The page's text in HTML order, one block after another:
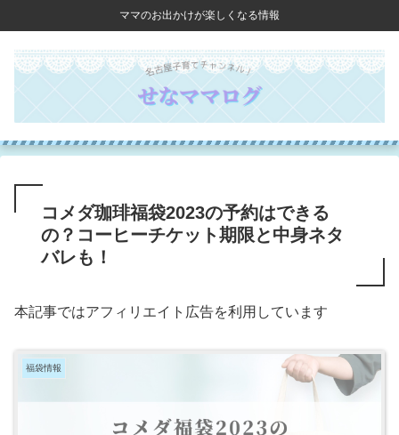
ママのお出かけが楽しくなる情報
コメダ珈琲福袋2023の予約はできる
の？コーヒーチケット期限と中身ネタ
バレも！
本記事ではアフィリエイト広告を利用しています
福袋情報